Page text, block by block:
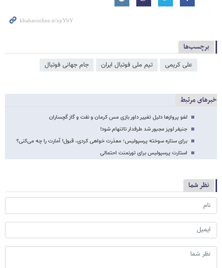
برچسب‌ها
علی کریمی تیم ملی فوتبال ایران جام جهانی فوتبال
خبرهای مرتبط
لغو پروازها دلیل تغییر داور بازی مس کرمان و نفت و گاز گچساران
جنیفر لوپز مجبور شد طرفدار تاتنهام شود!
برای ستاره سوخته پرسپولیس؛ معذرت خواهی کردی، قبول! آمارت را چه می‌کنی؟
استارت پرسپولیس برای تورنمنت احتمالی
نظر شما